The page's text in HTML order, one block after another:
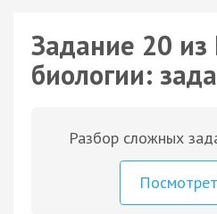
Задание 20 из
биологии:
Разбор сложных